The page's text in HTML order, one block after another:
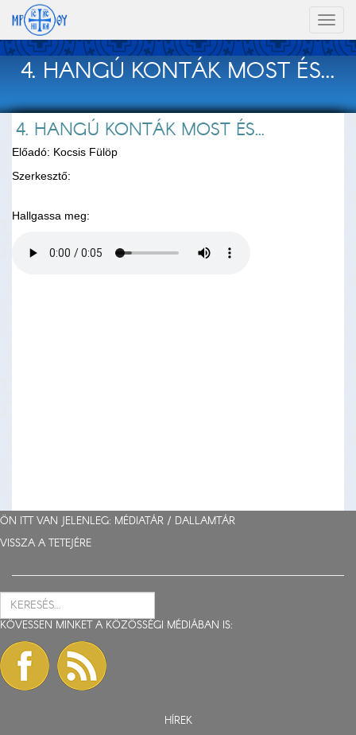
4. HANGÚ KONTÁK MOST ÉS...
4. HANGÚ KONTÁK MOST ÉS...
Előadó: Kocsis Fülöp
Szerkesztő:
Hallgassa meg:
ÖN ITT VAN JELENLEG: MÉDIATÁR / DALLAMTÁR
VISSZA A TETEJÉRE
KÖVESSEN MINKET A KÖZÖSSÉGI MÉDIÁBAN IS:
HÍREK